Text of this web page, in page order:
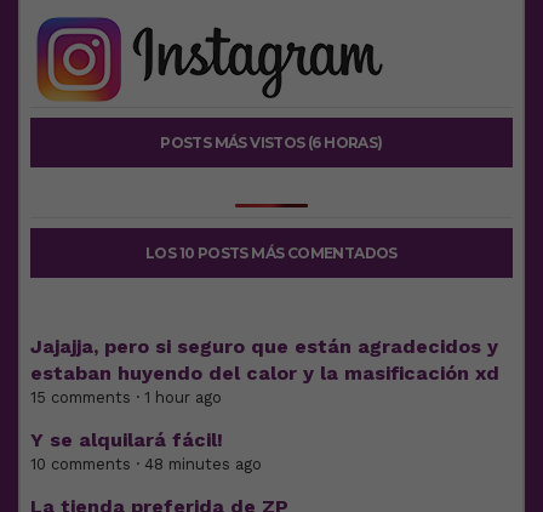
POSTS MÁS VISTOS (6 HORAS)
LOS 10 POSTS MÁS COMENTADOS
Jajajja, pero si seguro que están agradecidos y
estaban huyendo del calor y la masificación xd
15 comments · 1 hour ago
Y se alquilará fácil!
10 comments · 48 minutes ago
La tienda preferida de ZP